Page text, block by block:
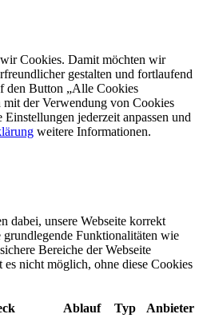
Cookies. Damit möchten wir
gestalten und fortlaufend
den Button „Alle Cookies
mit der Verwendung von Cookies
jederzeit anpassen und
weitere Informationen.
dabei, unsere Webseite korrekt
grundlegende Funktionalitäten wie
Bereiche der Webseite
nicht möglich, ohne diese Cookies
Ablauf Typ Anbieter